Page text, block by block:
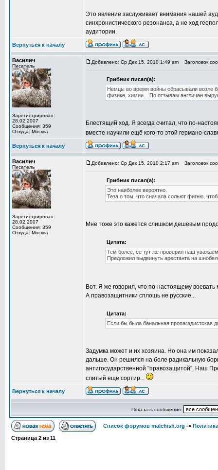
Это явление заслуживает внимания нашей
синхронистического резонанса, а не ход
аудитории.
Вернуться к началу
Василич
Писатель
Зарегистрирован:
28.02.2007
Сообщения: 359
Откуда: Москва
Добавлено: Ср Дек 15, 2010 1:49 am Заголовок
Грибник писал(а):
Немцы во время войны сбрасывали возле
физике, химии... По отзывам англичан
Блестящий ход. Я всегда считал, что по-
вместе научили ещё кого-то этой германо-
Вернуться к началу
Василич
Писатель
Зарегистрирован:
28.02.2007
Сообщения: 359
Откуда: Москва
Добавлено: Ср Дек 15, 2010 2:17 am Заголовок
Грибник писал(а):
Это наиболее вероятно.
Теза о том, что сначала сольют фигню,
Мне тоже это кажется слишком дешёвым
Цитата:
Тем более, ее тут же проверил наш
Предложил выдвинуть арестанта на
Вот. Я же говорил, что по-настоящему воевать
А правозащитники сплошь не русские...
Цитата:
Если бы была банальная пропагадистская
Задумка может и их хозяина. Но она им
дальше. Он решился на боле радикальную
антигосударственной "правозащитой". Наш
слитый ещё сортир...
Вернуться к началу
Показать сообщения:
Список форумов malchish.org ->
Страница 2 из 11